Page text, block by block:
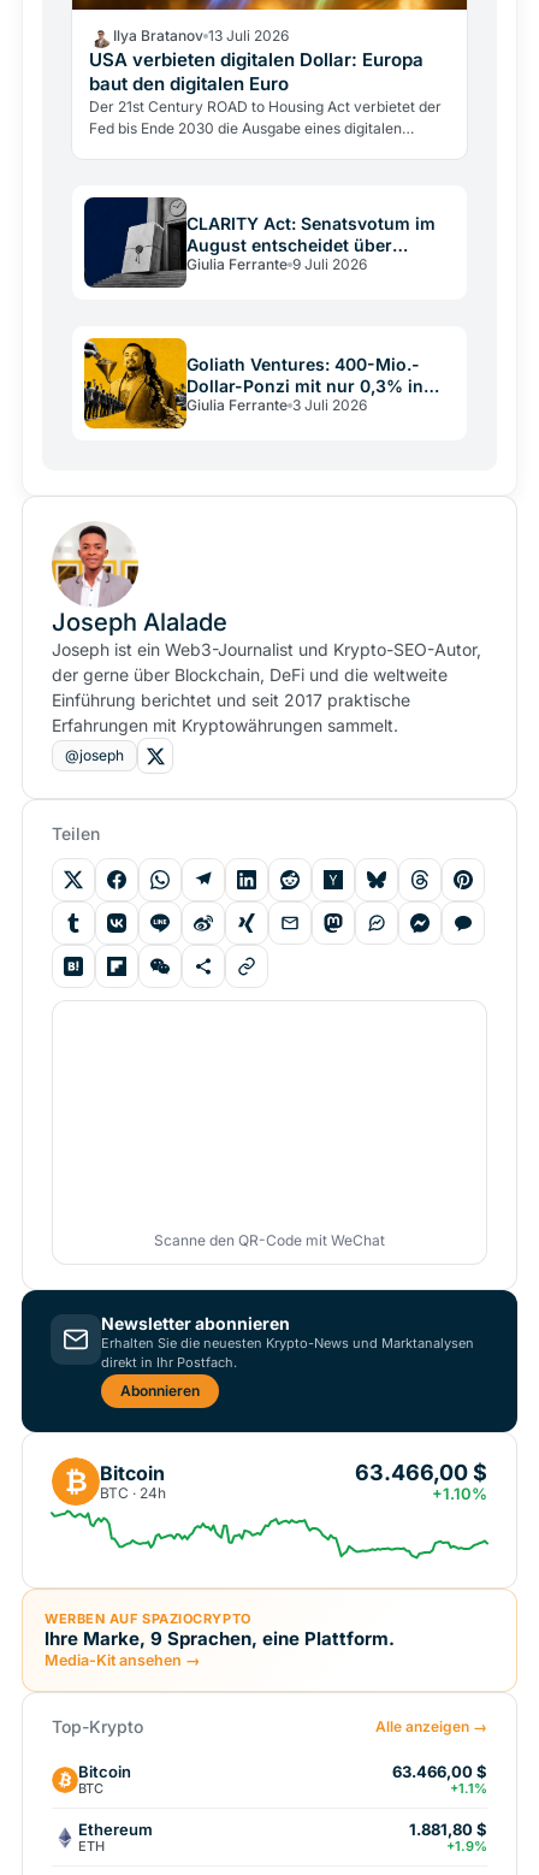
Ilya Bratanov 13 Juli 2026
USA verbieten digitalen Dollar: Europa
baut den digitalen Euro
Der 21st Century ROAD to Housing Act verbietet der
Fed bis Ende 2030 die Ausgabe eines digitalen
CLARITY Act: Senatsvotum im
August entscheidet über
Altcoin-ETFs
Giulia Ferrante 9 Juli 2026
Goliath Ventures: 400-Mio.-
Dollar-Ponzi mit nur 0,3% in
Crypto
Giulia Ferrante 3 Juli 2026
Joseph Alalade
Joseph ist ein Web3-Journalist und Krypto-SEO-Autor,
der gerne über Blockchain, DeFi und die weltweite
Einführung berichtet und seit 2017 praktische
Erfahrungen mit Kryptowährungen sammelt.
@joseph
Teilen
Scanne den QR-Code mit WeChat
Newsletter abonnieren
Erhalten Sie die neuesten Krypto-News und Marktanalysen
direkt in Ihr Postfach.
Abonnieren
₿ Bitcoin
BTC · 24h
63.466,00 $
+1.10%
WERBEN AUF SPAZIOCRYPTO
Ihre Marke, 9 Sprachen, eine Plattform.
Media-Kit ansehen →
Top-Krypto Alle anzeigen →
Bitcoin
BTC
63.466,00 $
+1.1%
Ethereum
ETH
1.881,80 $
+1.9%